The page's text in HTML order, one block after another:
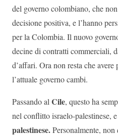
del governo colombiano, che
decisione positiva, e l’hanno
per la Colombia. Il nuovo
decine di contratti commerciali,
d’affari. Ora non resta che avere
l’attuale governo cambi.
Passando al Cile, questo ha
nel conflitto israelo-palestinese,
palestinese.Personalmente,